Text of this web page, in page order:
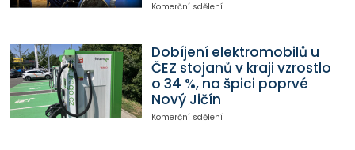
Komerční sdělení
Dobíjení elektromobilů u
ČEZ stojanů v kraji vzrostlo
o 34 %, na špici poprvé
Nový Jičín
Komerční sdělení